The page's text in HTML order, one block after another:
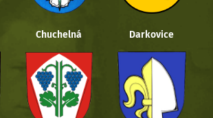
Chuchelná Darkovice